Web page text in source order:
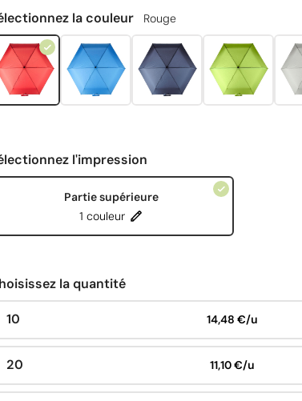
la couleur Rouge
l'impression
Partie supérieure
1 couleur
la quantité
10 14,48 €/u
20 11,10 €/u